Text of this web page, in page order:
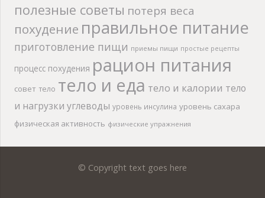
полезные советы потеря веса
похудение правильное питание
приготовление пищи приемы пищи простые рецепты
процесс похудения рацион питания
совет тело тело и еда тело и калории тело
и нагрузки углеводы уровень инсулина уровень сахара
физическая активность физические упражнения
© Copyright text goes here